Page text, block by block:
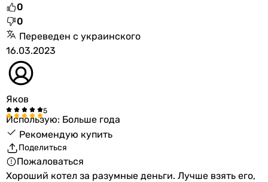
0
0
Переведен с украинского
16.03.2023
Яков
Использую: Больше года
Рекомендую купить
Поделиться
Пожаловаться
Хороший котел за разумные деньги. Лучше взять его,